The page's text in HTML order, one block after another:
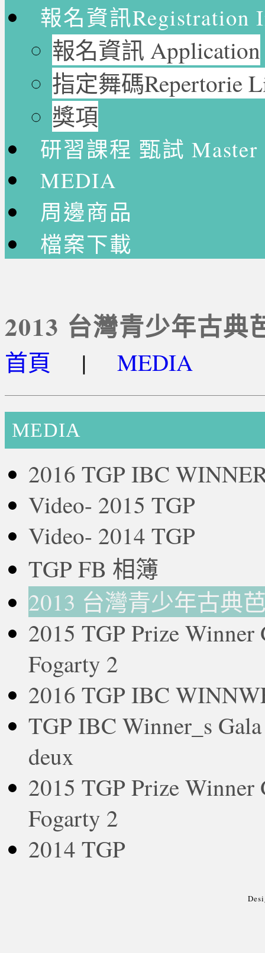
報名資訊Registration
報名資訊 Application
指定舞碼Repertorie
獎項
研習課程 甄試
MEDIA
周邊商品
檔案下載
2013 台灣青少年古典
首頁 | MEDIA
MEDIA
2016 TGP IBC
Video- 2015 TGP
Video- 2014 TGP
TGP FB 相簿
2013 台灣青少年古典
2015 TGP Prize
Fogarty 2
2016 TGP IBC
TGP IBC Winner_s
deux
2015 TGP Prize
Fogarty 2
2014 TGP